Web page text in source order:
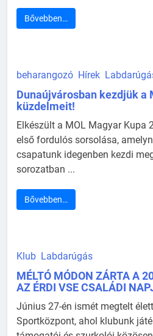
Bővebben…
beharangozó Hírek
Dunaújvárosban kezdjük a
küzdelmeit!
Elkészült a MOL Magyar Kupa
első fordulós sorsolása,
csapatunk idegenben kezdi
sorozatban ...
Bővebben…
Klub Labdarúgás
MÉLTÓ MÓDON ZÁRTA A
AZ ÉRDI VSE CSALÁDI
Június 27-én ismét megtelt
Sportközpont, ahol klubunk